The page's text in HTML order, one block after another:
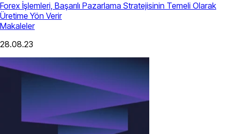
Forex İşlemleri, Başarılı Pazarlama Stratejisinin Temeli Olarak
Üretime Yön Verir
Makaleler
28.08.23